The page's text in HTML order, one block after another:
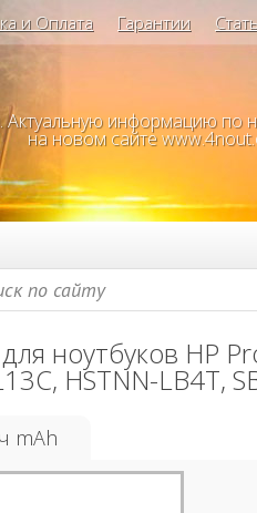
и Оплата Гарантии
Актуальную информацию по
на новом сайте
ноутбуков HP
HSTNN-LB4T,
mAh